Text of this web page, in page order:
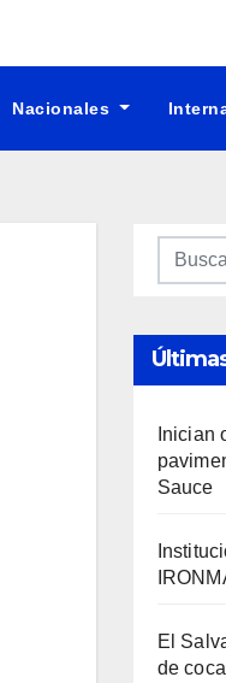
Nacionales
Inician
Sauce
El
de